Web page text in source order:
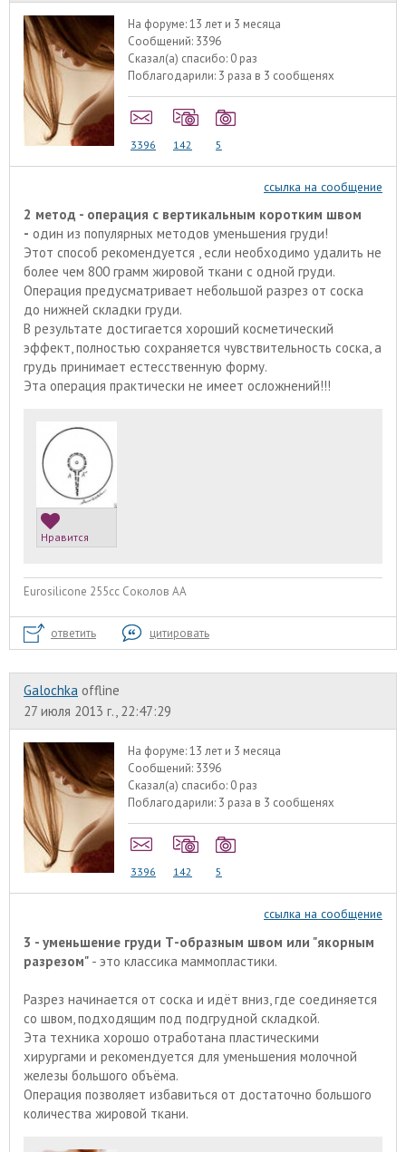
На форуме:13 лет и 3 месяца
Сообщений: 3396
Сказал(а) спасибо: 0 раз
Поблагодарили: 3 раза в 3 сообщенях
3396 142 5
ссылка на сообщение
2 метод - операция с вертикальным коротким швом
- один из популярных методов уменьшения груди!
Этот способ рекомендуется , если необходимо удалить не
более чем 800 грамм жировой ткани с одной груди.
Операция предусматривает небольшой разрез от соска
до нижней складки груди.
В результате достигается хороший косметический
эффект, полностью сохраняется чувствительность соска, а
грудь принимает естесственную форму.
Эта операция практически не имеет осложнений!!!
Нравится
Eurosilicone 255cc Соколов АА
ответить цитировать
Galochka offline
27 июля 2013 г., 22:47:29
На форуме:13 лет и 3 месяца
Сообщений: 3396
Сказал(а) спасибо: 0 раз
Поблагодарили: 3 раза в 3 сообщенях
3396 142 5
ссылка на сообщение
3 - уменьшение груди Т-образным швом или "якорным
разрезом" - это классика маммопластики.
Разрез начинается от соска и идёт вниз, где соединяется
со швом, подходящим под подгрудной складкой.
Эта техника хорошо отработана пластическими
хирургами и рекомендуется для уменьшения молочной
железы большого объёма.
Операция позволяет избавиться от достаточно большого
количества жировой ткани.